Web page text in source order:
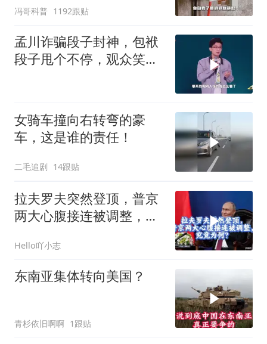
冯哥科普 1192跟贴
孟川诈骗段子封神，包袱
段子甩个不停，观众笑到
女骑车撞向右转弯的豪
车，这是谁的责任！
二毛追剧 14跟贴
拉夫罗夫突然登顶，普京
两大心腹接连被调整，究
Hello吖小志
东南亚集体转向美国？
青杉依旧啊啊 1跟贴